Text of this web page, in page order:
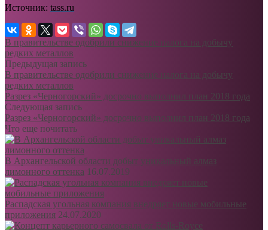
Источник: tass.ru
В правительстве одобрили снижение налога на добычу
редких металлов
Предыдущая запись
В правительстве одобрили снижение налога на добычу
редких металлов
Разрез «Черногорский» досрочно выполнил план 2018 года
Следующая запись
Разрез «Черногорский» досрочно выполнил план 2018 года
Что еще почитать
В Архангельской области добыт уникальный алмаз
лимонного оттенка 16.07.2019
Распадская угольная компания внедряет новые мобильные
приложения 24.07.2020